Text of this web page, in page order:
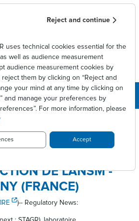
DE L’ANSM -
(FRANCE)
)-- Regulatory News:
Reject and continue
uses technical cookies essential for the
well as audience measurement
audience measurement cookies by
reject them by clicking on “Reject and
your mind at any time by clicking on
and manage your preferences by
For more information, please
Accept